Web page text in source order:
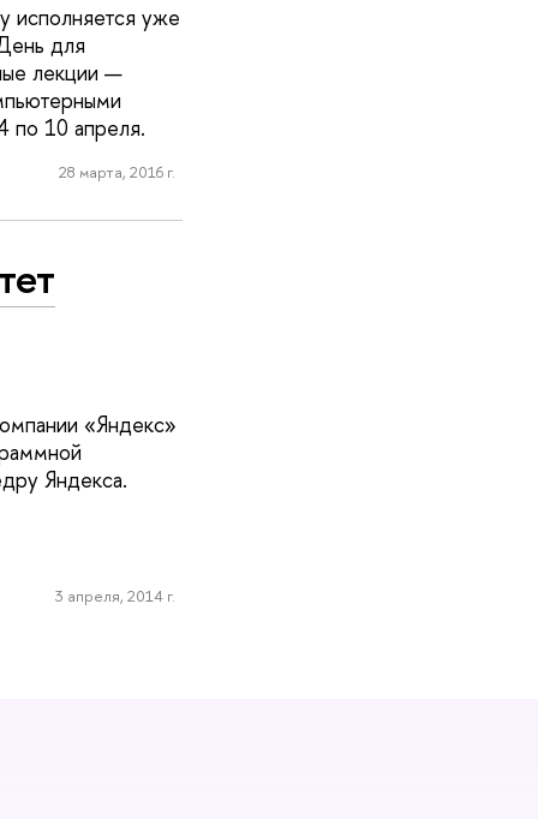
исполняется уже
для
лекции —
по 10 апреля.
28 марта, 2016 г.
«Яндекс»
Яндекса.
3 апреля, 2014 г.